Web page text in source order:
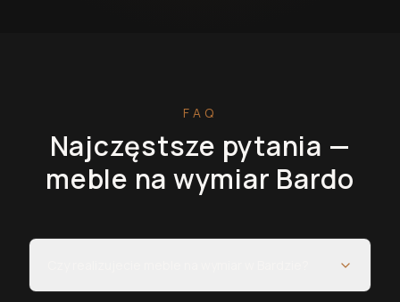
FAQ
Najczęstsze pytania —
meble na wymiar Bardo